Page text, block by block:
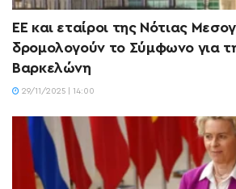
EE και εταίροι της Νότιας
δρομολογούν το Σύμφωνο για
Βαρκελώνη
29/11/2025 | 14:00